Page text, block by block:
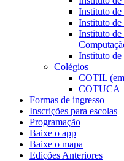
Instituto de
Instituto de
Instituto de
Instituto
Colégios
COTIL
COTUCA
Formas de ingresso
Inscrições para escolas
Programação
Baixe o app
Baixe o mapa
Edições Anteriores